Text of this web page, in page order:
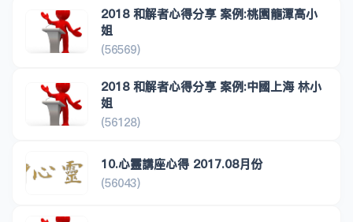
2018 和解者心得分享 案例:桃園龍潭高小
姐
(56569)
2018 和解者心得分享 案例:中國上海 林小
姐
(56128)
10.心靈講座心得 2017.08月份
(56043)